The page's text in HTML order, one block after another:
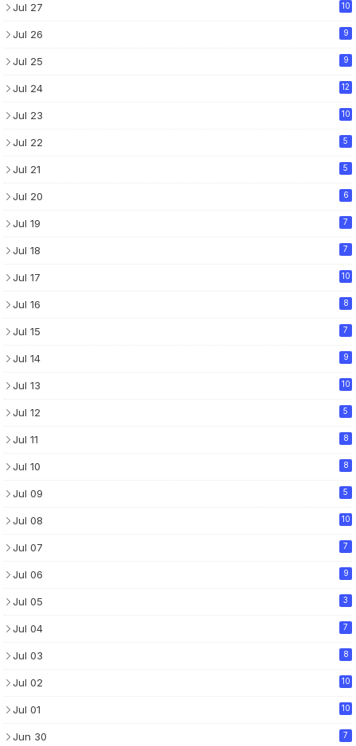
Jul 27 10
Jul 26 9
Jul 25 9
Jul 24 12
Jul 23 10
Jul 22 5
Jul 21 5
Jul 20 6
Jul 19 7
Jul 18 7
Jul 17 10
Jul 16 8
Jul 15 7
Jul 14 9
Jul 13 10
Jul 12 5
Jul 11 8
Jul 10 8
Jul 09 5
Jul 08 10
Jul 07 7
Jul 06 9
Jul 05 3
Jul 04 7
Jul 03 8
Jul 02 10
Jul 01 10
Jun 30 7